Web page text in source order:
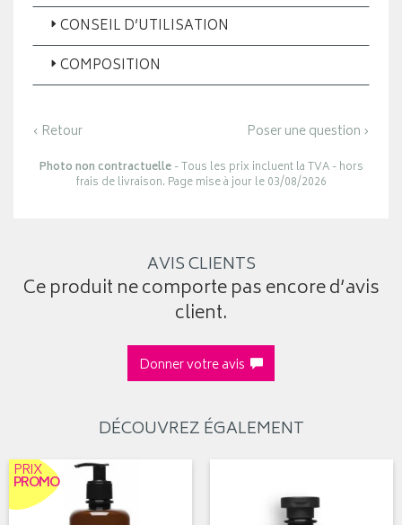
CONSEIL D’UTILISATION
COMPOSITION
‹ Retour Poser une question ›
Photo non contractuelle- Tous les prix incluent la TVA - hors
frais de livraison. Page mise à jour le 03/08/2026
AVIS CLIENTS
Ce produit ne comporte pas encore d’avis
client.
Donner votre avis
DÉCOUVREZ ÉGALEMENT
PRIX
PROMO